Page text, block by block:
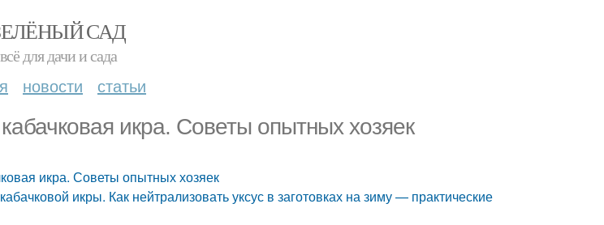
САД
всё для дачи и сада
новости статьи
икра. Советы опытных хозяек
икра. Советы опытных хозяек
икры. Как нейтрализовать уксус в заготовках на зиму — практические